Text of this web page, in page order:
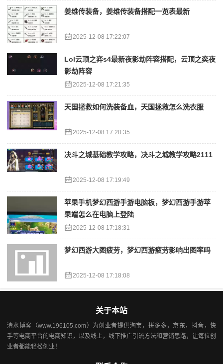
姜维传装备，姜维传装备搭配一览表最新
2025-12-08 17:22:07
Lol云顶之弈s4最新夜影劫阵容搭配，云顶之奕夜
影劫阵容
2025-12-08 17:21:35
天国拯救如何洗装备血，天国拯救怎么洗衣服
2025-12-08 17:20:35
决斗之城基础教学攻略，决斗之城教学攻略2111
2025-12-08 17:19:49
苹果手机梦幻西游手游电脑板，梦幻西游手游苹
果端怎么在电脑上登陆
2025-12-08 17:18:31
梦幻西游大图疲劳，梦幻西游疲劳影响出图率吗
2025-12-08 17:18:08
关于本站
清水博客（www.196105.com）为创业者提供淘宝，拼多多，京东，抖音，快
手等电商平台的电商知识，以及线上，线下推广引流方法和营销思路，让每位创
业者都能轻松创业！